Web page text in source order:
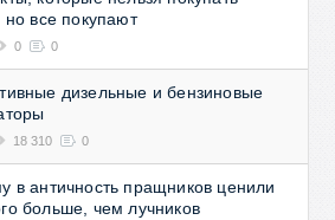
но все покупают
0 0
дизельные и бензиновые
18 310 0
в античность пращников ценили
больше, чем лучников